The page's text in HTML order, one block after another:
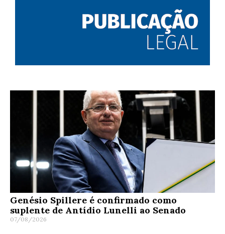
Genésio Spillere é confirmado como
suplente de Antídio Lunelli ao Senado
07/08/2026